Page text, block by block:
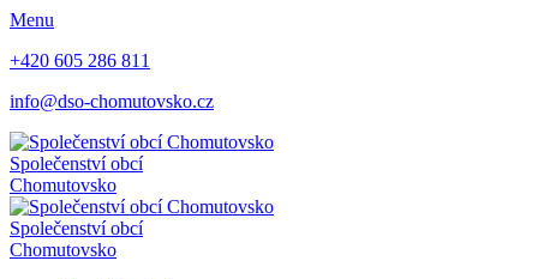
Menu
+420 605 286 811
info@dso-chomutovsko.cz
Společenství obcí
Chomutovsko
Společenství obcí
Chomutovsko